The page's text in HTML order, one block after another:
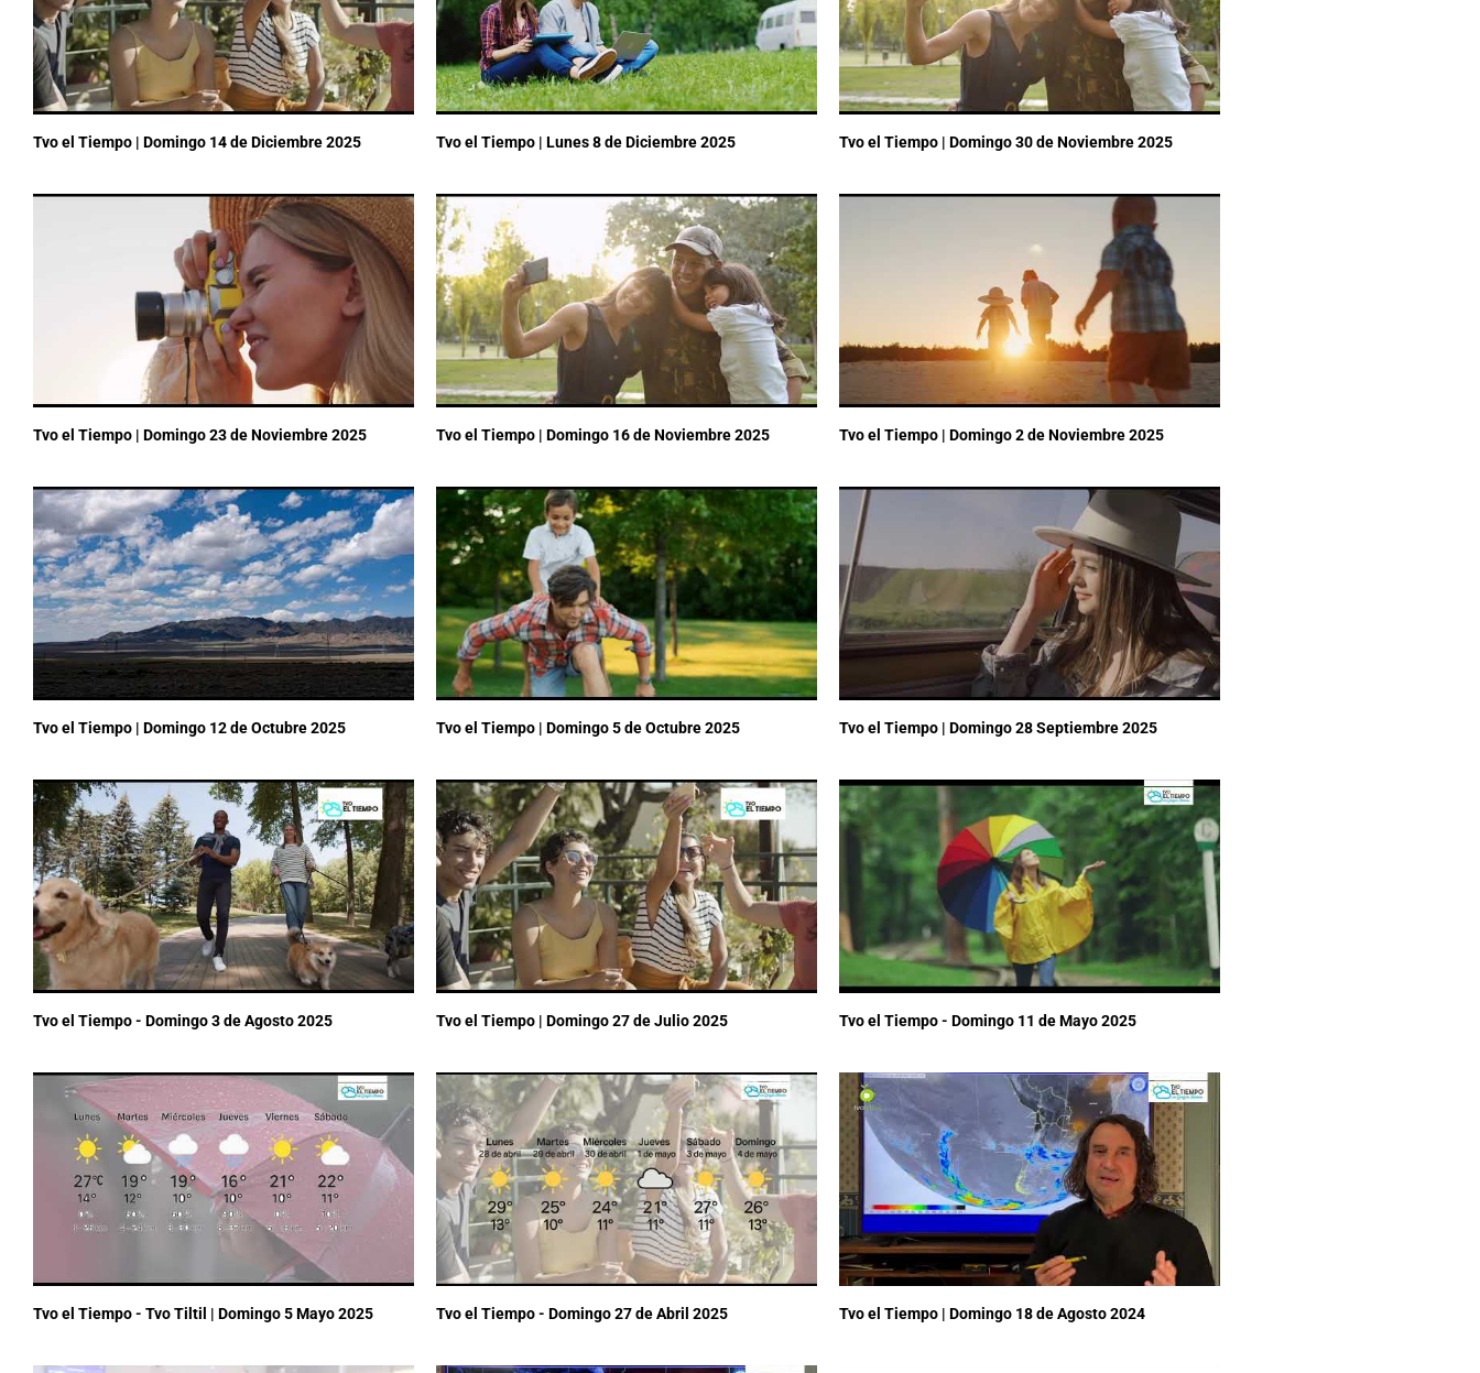
Tvo el Tiempo | Domingo 14 de Diciembre 2025 Tvo el Tiempo | Lunes 8 de Diciembre 2025 Tvo el Tiempo | Domingo 30 de Noviembre 2025
Tvo el Tiempo | Domingo 23 de Noviembre 2025 Tvo el Tiempo | Domingo 16 de Noviembre 2025 Tvo el Tiempo | Domingo 2 de Noviembre 2025
Tvo el Tiempo | Domingo 12 de Octubre 2025 Tvo el Tiempo | Domingo 5 de Octubre 2025 Tvo el Tiempo | Domingo 28 Septiembre 2025
Tvo el Tiempo - Domingo 3 de Agosto 2025 Tvo el Tiempo | Domingo 27 de Julio 2025 Tvo el Tiempo - Domingo 11 de Mayo 2025
Tvo el Tiempo - Tvo Tiltil | Domingo 5 Mayo 2025 Tvo el Tiempo - Domingo 27 de Abril 2025 Tvo el Tiempo | Domingo 18 de Agosto 2024